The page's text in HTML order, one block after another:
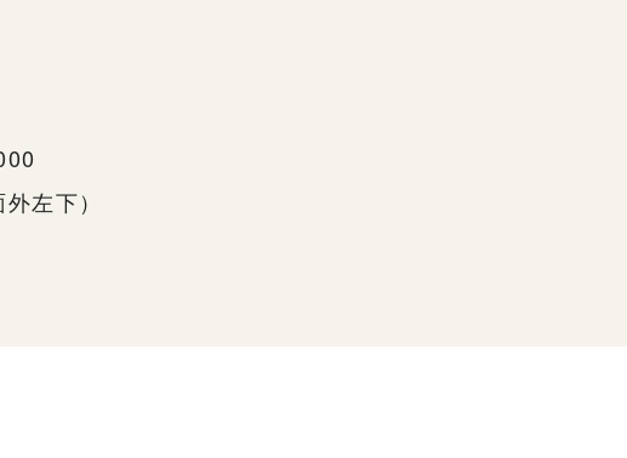
左下）